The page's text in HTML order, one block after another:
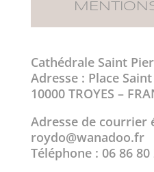
Cathédrale Saint
Adresse : Place
10000 TROYES –
Adresse de courrier
roydo@wanadoo.fr
Téléphone : 06 86 80